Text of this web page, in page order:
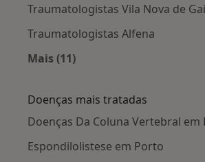
Traumatologistas Vila Nova de
Traumatologistas Alfena
Mais (11)
Doenças mais tratadas
Doenças Da Coluna Vertebral em
Espondilolistese em Porto